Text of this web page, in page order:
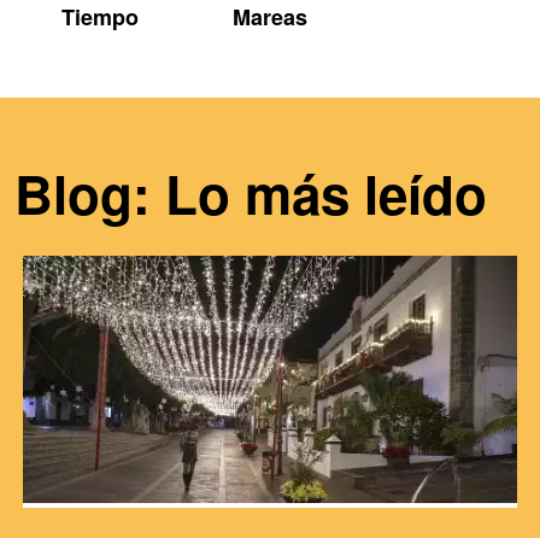
Tiempo Mareas
Blog: Lo más leído